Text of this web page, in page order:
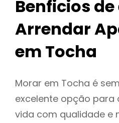
Benficios
Arrendar
em Tocha
Morar em Tocha é
excelente opção para
vida com qualidade e